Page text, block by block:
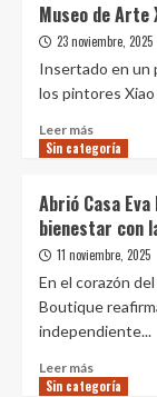
de
metro
Jahad
Museo de Arte
23 noviembre, 2025
Insertado en un
los pintores Xiao
Leer más
más
de
Arte
Xiao
Feng
Hangzhou
Sin categoría
Abrió Casa
bienestar con
11 noviembre, 2025
En el corazón
Boutique
independiente...
Leer más
más
Sin categoría